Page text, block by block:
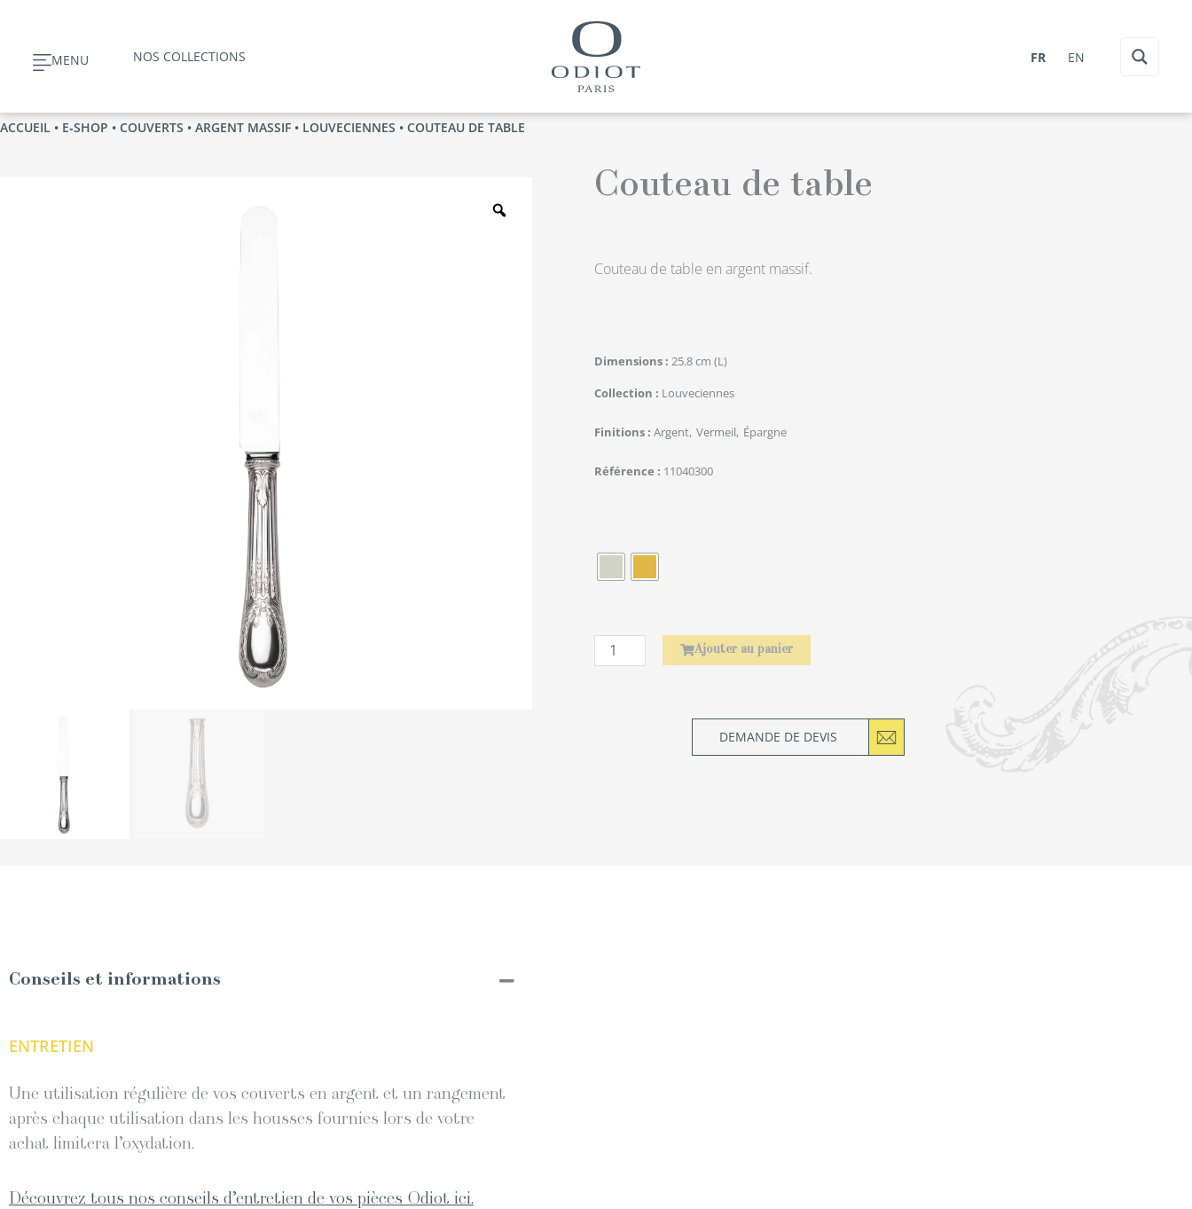
contenuMENU NOS COLLECTIONS FR EN
ACCUEIL • E‑SHOP • COUVERTS • ARGENT MASSIF • LOUVECIENNES • COUTEAU DE TABLE
Couteau de table
Couteau de table en argent massif.
Dimensions
25.8 cm (L)
Collection
Louveciennes
Finitions Argent Vermeil Épargne
Référence 11040300
Ajouter au panier
DEMANDE DE DEVIS
Conseils et informations
ENTRETIEN
Une utilisation régulière de vos couverts en argent et un rangement
après chaque utilisation dans les housses fournies lors de votre
achat limitera l’oxydation.
Découvrez tous nos conseils d’entretien de vos pièces Odiot ici.